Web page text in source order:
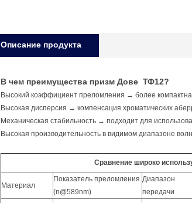
Oписание продукта
В чем преимущества призм Дове ТФ12?
Высокий коэффициент преломления → более
Высокая дисперсия → компенсация хроматических
Механическая стабильность → подходит для
Высокая производительность в видимом диапазоне
Сравнение широко
Материал
Показатель преломления
(n@589nm)
Диапазон
передачи